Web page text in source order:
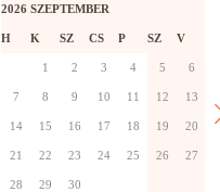
2026 SZEPTEMBER
H K SZ CS P SZ V
1 2 3 4 5 6
7 8 9 10 11 12 13
14 15 16 17 18 19 20
21 22 23 24 25 26 27
28 29 30